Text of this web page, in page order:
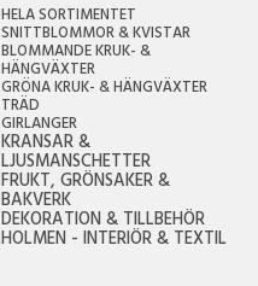
HELA SORTIMENTET
SNITTBLOMMOR & KVISTAR
BLOMMANDE KRUK- &
HÄNGVÄXTER
GRÖNA KRUK- & HÄNGVÄXTER
TRÄD
GIRLANGER
KRANSAR &
LJUSMANSCHETTER
FRUKT, GRÖNSAKER &
BAKVERK
DEKORATION & TILLBEHÖR
HOLMEN - INTERIÖR & TEXTIL